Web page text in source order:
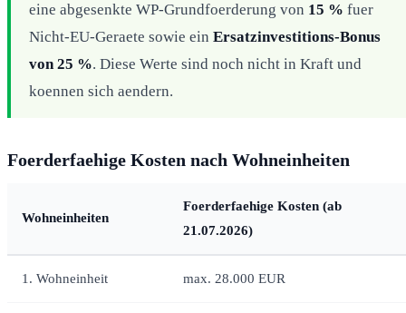
eine abgesenkte WP-Grundfoerderung von 15 % fuer
Nicht-EU-Geraete sowie ein Ersatzinvestitions-Bonus
von 25 %. Diese Werte sind noch nicht in Kraft und
koennen sich aendern.
Foerderfaehige Kosten nach Wohneinheiten
Wohneinheiten
Foerderfaehige Kosten (ab
21.07.2026)
1. Wohneinheit max. 28.000 EUR